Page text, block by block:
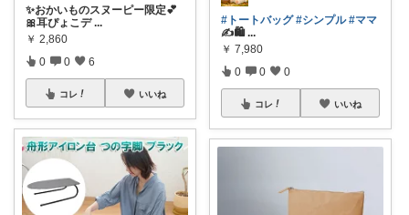
✨おかいものスヌーピー限定💕
🎀耳ぴょこデ ...
￥ 2,860
0 0 6
コレ いいね
#トートバッグ #シンプル #ママ
✍️🛍 ...
￥ 7,980
0 0 0
コレ いいね